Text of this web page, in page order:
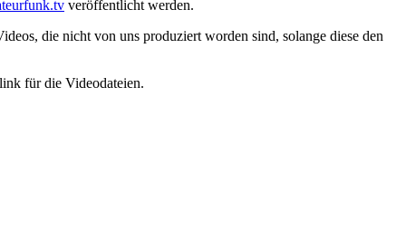
veröffentlicht werden.
die nicht von uns produziert worden sind, solange diese den
für die Videodateien.